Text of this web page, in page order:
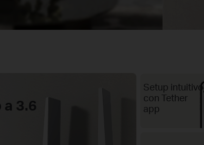
3.6
Setup intuitivo
con Tether
app